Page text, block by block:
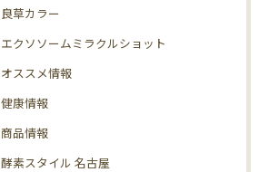
良草カラー
エクソソームミラクルショット
オススメ情報
健康情報
商品情報
酵素スタイル 名古屋